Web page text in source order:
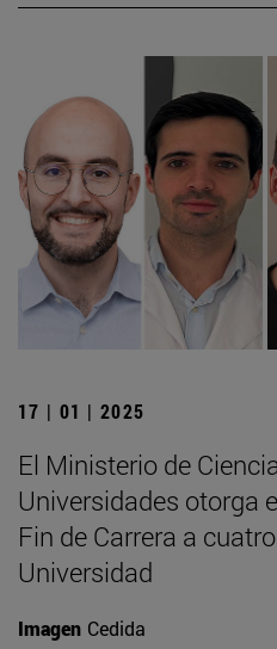
17 | 01 | 2025
El Ministerio de
Universidades otorga
Fin de Carrera a
Universidad
Imagen Cedida